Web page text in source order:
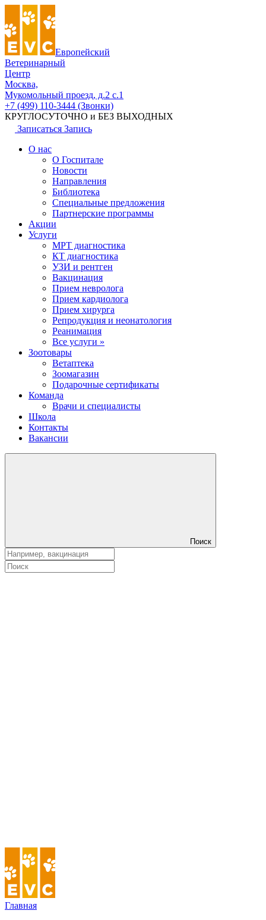
Европейский
Ветеринарный
Центр
Москва,
Мукомольный проезд, д.2 с.1
+7 (499) 110-3444 (Звонки)
КРУГЛОСУТОЧНО и БЕЗ ВЫХОДНЫХ
Записаться Запись
О нас
О Госпитале
Новости
Направления
Библиотека
Специальные предложения
Партнерские программы
Акции
Услуги
МРТ диагностика
КТ диагностика
УЗИ и рентген
Вакцинация
Прием невролога
Прием кардиолога
Прием хирурга
Репродукция и неонатология
Реанимация
Все услуги »
Зоотовары
Ветаптека
Зоомагазин
Подарочные сертификаты
Команда
Врачи и специалисты
Школа
Контакты
Вакансии
Поиск
Главная